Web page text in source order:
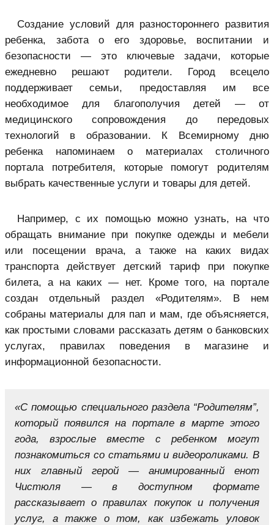
Создание условий для разностороннего развития
ребенка, забота о его здоровье, воспитании и
безопасности — это ключевые задачи, которые
ежедневно решают родители. Город всецело
поддерживает семьи, предоставляя им все
необходимое для благополучия детей — от
медицинского сопровождения до передовых
технологий в образовании. К Всемирному дню
ребенка напоминаем о материалах столичного
портала потребителя, которые помогут родителям
выбрать качественные услуги и товары для детей.
Например, с их помощью можно узнать, на что
обращать внимание при покупке одежды и мебели
или посещении врача, а также на каких видах
транспорта действует детский тариф при покупке
билета, а на каких — нет. Кроме того, на портале
создан отдельный раздел «Родителям». В нем
собраны материалы для пап и мам, где объясняется,
как простыми словами рассказать детям о банковских
услугах, правилах поведения в магазине и
информационной безопасности.
«С помощью специального раздела “Родителям”,
который появился на портале в марте этого
года, взрослые вместе с ребенком могут
познакомиться со статьями и видеороликами. В
них главный герой — анимированный енот
Чистюля — в доступном формате
рассказывает о правилах покупок и получения
услуг, а также о том, как избежать уловок